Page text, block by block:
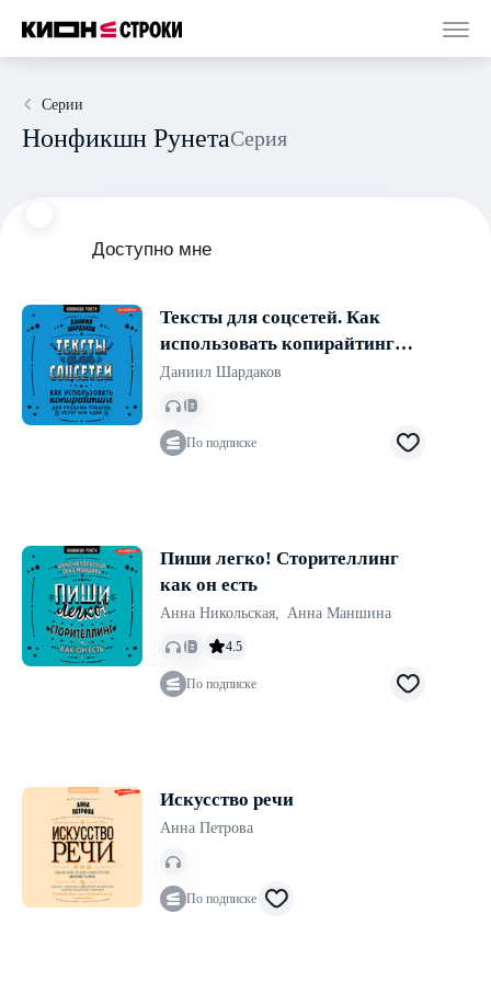
Серии
Нонфикшн Рунета Серия
Доступно мне
Тексты для соцсетей. Как
использовать копирайтинг
для продажи товаров, услуг
или идей
Даниил Шардаков
По подписке
Пиши легко! Сторителлинг
как он есть
Анна Никольская, Анна Маншина
4.5
По подписке
Искусство речи
Анна Петрова
По подписке